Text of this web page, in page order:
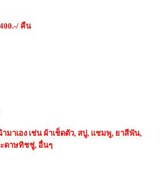
คืน
มาเอง เช่น ผ้าเช็ดตัว, สบู่, แชมพู, ยาสีฟัน,
ดาษทิชชู่, อื่นๆ